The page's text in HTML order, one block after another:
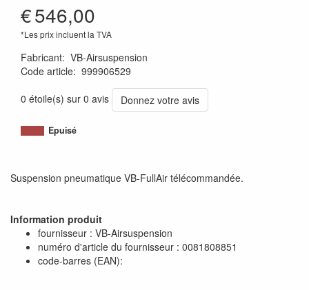
€546,00
*Les prix incluent la TVA
Fabricant: VB-Airsuspension
Code article: 999906529
0 étoile(s) sur 0 avis
Donnez votre avis
Epuisé
Suspension pneumatique VB-FullAir télécommandée.
Information produit
fournisseur : VB-Airsuspension
numéro d'article du fournisseur : 0081808851
code-barres (EAN):